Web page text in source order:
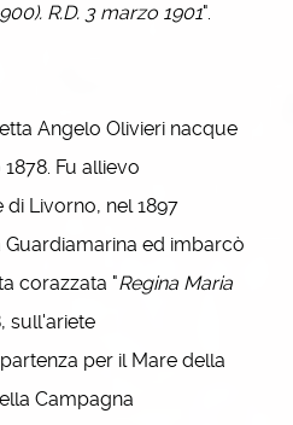
R.D. 3 marzo 1901".
Angelo Olivieri nacque
Fu allievo
Livorno, nel 1897
ed imbarcò
corazzata "Regina Maria
sull'ariete
per il Mare della
Campagna